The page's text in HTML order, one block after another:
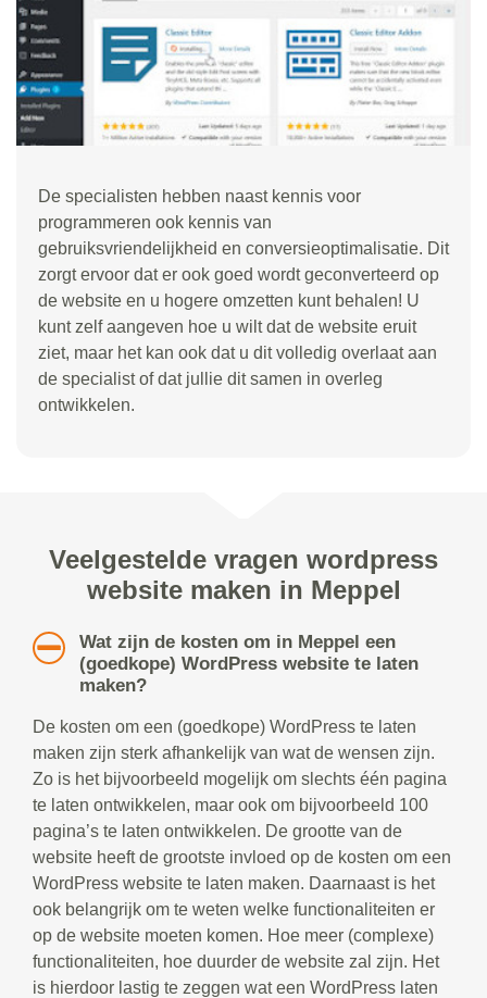
De specialisten hebben naast kennis voor
programmeren ook kennis van
gebruiksvriendelijkheid en conversieoptimalisatie. Dit
zorgt ervoor dat er ook goed wordt geconverteerd op
de website en u hogere omzetten kunt behalen! U
kunt zelf aangeven hoe u wilt dat de website eruit
ziet, maar het kan ook dat u dit volledig overlaat aan
de specialist of dat jullie dit samen in overleg
ontwikkelen.
Veelgestelde vragen wordpress
website maken in Meppel
Wat zijn de kosten om in Meppel een
(goedkope) WordPress website te laten
maken?
De kosten om een (goedkope) WordPress te laten
maken zijn sterk afhankelijk van wat de wensen zijn.
Zo is het bijvoorbeeld mogelijk om slechts één pagina
te laten ontwikkelen, maar ook om bijvoorbeeld 100
pagina’s te laten ontwikkelen. De grootte van de
website heeft de grootste invloed op de kosten om een
WordPress website te laten maken. Daarnaast is het
ook belangrijk om te weten welke functionaliteiten er
op de website moeten komen. Hoe meer (complexe)
functionaliteiten, hoe duurder de website zal zijn. Het
is hierdoor lastig te zeggen wat een WordPress laten